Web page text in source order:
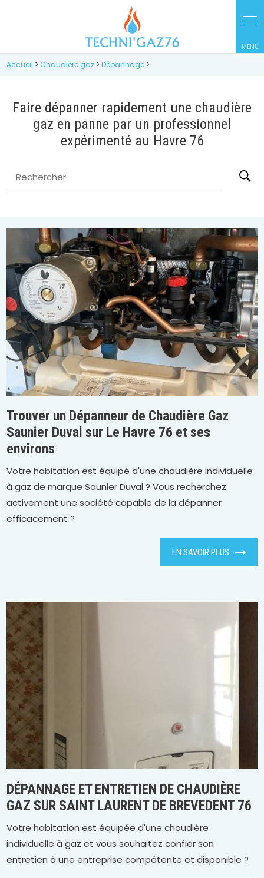
Accueil > Chaudière gaz >Dépannage >
Faire dépanner rapidement une chaudière
gaz en panne par un professionnel
expérimenté au Havre 76
Rechercher
Trouver un Dépanneur de Chaudière Gaz
Saunier Duval sur Le Havre 76 et ses
environs
Votre habitation est équipé d'une chaudière individuelle
à gaz de marque Saunier Duval ? Vous recherchez
activement une société capable de la dépanner
efficacement ?
EN SAVOIR PLUS
DÉPANNAGE ET ENTRETIEN DE CHAUDIÈRE
GAZ SUR SAINT LAURENT DE BREVEDENT 76
Votre habitation est équipée d'une chaudière
individuelle à gaz et vous souhaitez confier son
entretien à une entreprise compétente et disponible ?
Panneau de gestion des cookies